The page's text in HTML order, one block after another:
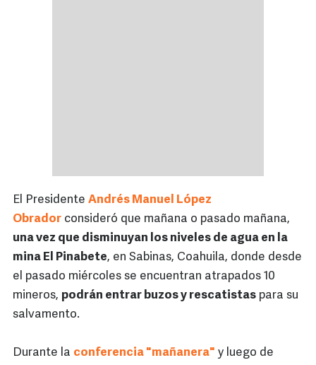
El Presidente Andrés Manuel López
Obrador consideró que mañana o pasado mañana,
una vez que disminuyan los niveles de agua en la
mina El Pinabete, en Sabinas, Coahuila, donde desde
el pasado miércoles se encuentran atrapados 10
mineros, podrán entrar buzos y rescatistas para su
salvamento.
Durante la conferencia "mañanera" y luego de